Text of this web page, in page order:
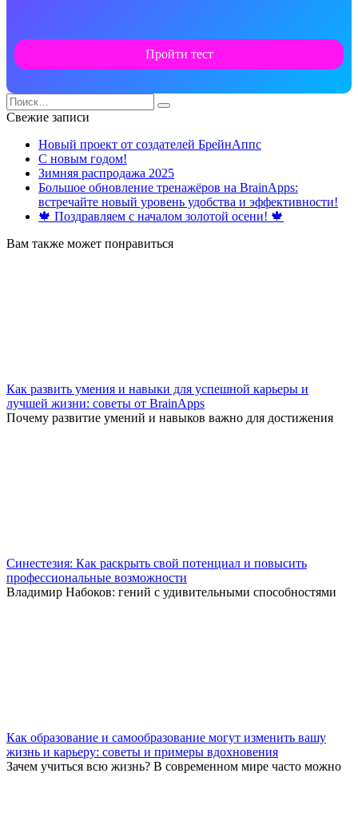
Пройти тест
Search
for:
Свежие записи
Новый проект от создателей БрейнАппс
С новым годом!
Зимняя распродажа 2025
Большое обновление тренажёров на BrainApps:
встречайте новый уровень удобства и эффективности!
🍁 Поздравляем с началом золотой осени! 🍁
Вам также может понравиться
Как развить умения и навыки для успешной карьеры и
лучшей жизни: советы от BrainApps
Почему развитие умений и навыков важно для достижения
Синестезия: Как раскрыть свой потенциал и повысить
профессиональные возможности
Владимир Набоков: гений с удивительными способностями
Как образование и самообразование могут изменить вашу
жизнь и карьеру: советы и примеры вдохновения
Зачем учиться всю жизнь? В современном мире часто можно